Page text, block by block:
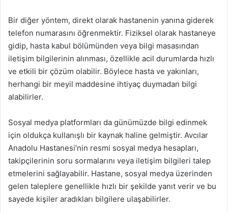
Bir diğer yöntem, direkt olarak hastanenin yanına giderek
telefon numarasını öğrenmektir. Fiziksel olarak hastaneye
gidip, hasta kabul bölümünden veya bilgi masasından
iletişim bilgilerinin alınması, özellikle acil durumlarda hızlı
ve etkili bir çözüm olabilir. Böylece hasta ve yakınları,
herhangi bir meyil maddesine ihtiyaç duymadan bilgi
alabilirler.
Sosyal medya platformları da günümüzde bilgi edinmek
için oldukça kullanışlı bir kaynak haline gelmiştir. Avcılar
Anadolu Hastanesi’nin resmi sosyal medya hesapları,
takipçilerinin soru sormalarını veya iletişim bilgileri talep
etmelerini sağlayabilir. Hastane, sosyal medya üzerinden
gelen taleplere genellikle hızlı bir şekilde yanıt verir ve bu
sayede kişiler aradıkları bilgilere ulaşabilirler.